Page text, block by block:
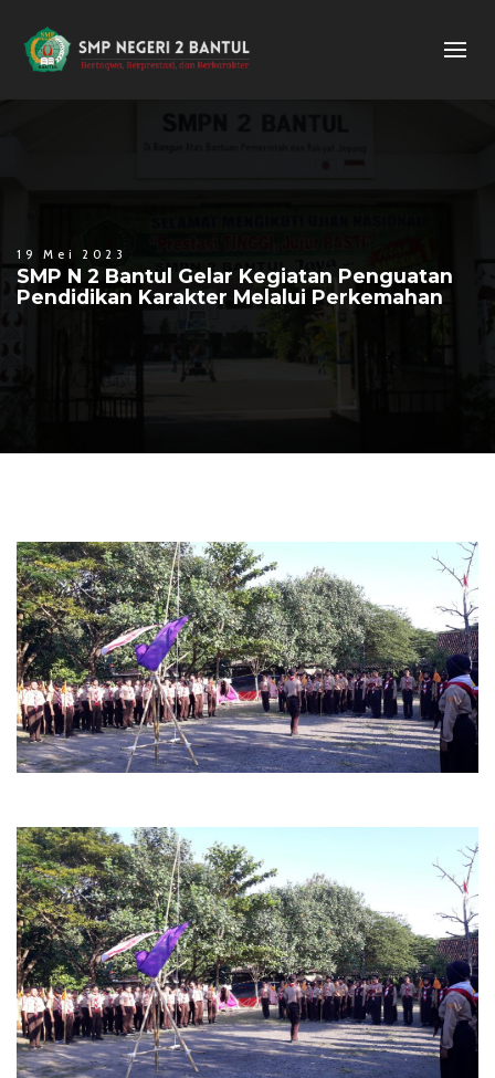
19 Mei 2023
SMP N 2 Bantul Gelar Kegiatan Penguatan
Pendidikan Karakter Melalui Perkemahan